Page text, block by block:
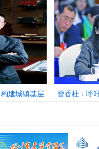
曾香桂：呼吁将物业企业纳入